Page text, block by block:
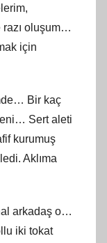
razı oluşum…
için
Bir kaç
Sert aleti
kurumuş
Aklıma
arkadaş o…
iki tokat